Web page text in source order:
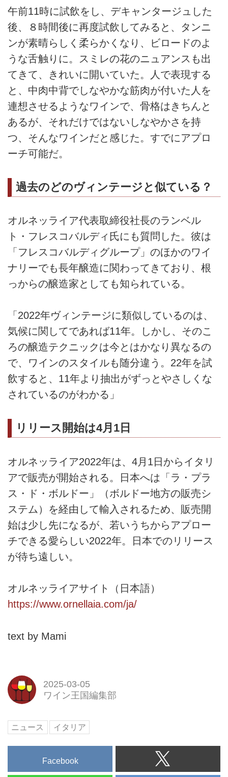
午前11時に試飲をし、デキャンタージュした
後、８時間後に再度試飲してみると、タンニ
ンが素晴らしく柔らかくなり、ビロードのよ
うな舌触りに。スミレの花のニュアンスも出
てきて、きれいに開いていた。人で表現する
と、中肉中背でしなやかな筋肉が付いた人を
連想させるようなワインで、骨格はきちんと
あるが、それだけではないしなやかさを持
つ、そんなワインだと感じた。すでにアプロ
ーチ可能だ。
過去のどのヴィンテージと似ている？
オルネッライア代表取締役社長のランベル
ト・フレスコバルディ氏にも質問した。彼は
「フレスコバルディグループ」のほかのワイ
ナリーでも長年醸造に関わってきており、根
っからの醸造家としても知られている。
「2022年ヴィンテージに類似しているのは、
気候に関してであれば11年。しかし、そのこ
ろの醸造テクニックは今とはかなり異なるの
で、ワインのスタイルも随分違う。22年を試
飲すると、11年より抽出がずっとやさしくな
されているのがわかる」
リリース開始は4月1日
オルネッライア2022年は、4月1日からイタリ
アで販売が開始される。日本へは「ラ・プラ
ス・ド・ボルドー」（ボルドー地方の販売シ
ステム）を経由して輸入されるため、販売開
始は少し先になるが、若いうちからアプロー
チできる愛らしい2022年。日本でのリリース
が待ち遠しい。
オルネッライアサイト（日本語）
https://www.ornellaia.com/ja/
text by Mami
2025-03-05
ワイン王国編集部
ニュース イタリア
Facebook